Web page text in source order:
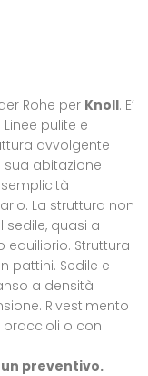
Rohe per Knoll. E’
pulite e
avvolgente
abitazione
La struttura non
sedile, quasi a
Struttura
pattini. Sedile e
a densità
Rivestimento
braccioli o con
preventivo.